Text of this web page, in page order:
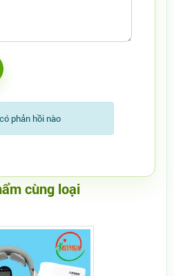
phản hồi nào
cùng loại